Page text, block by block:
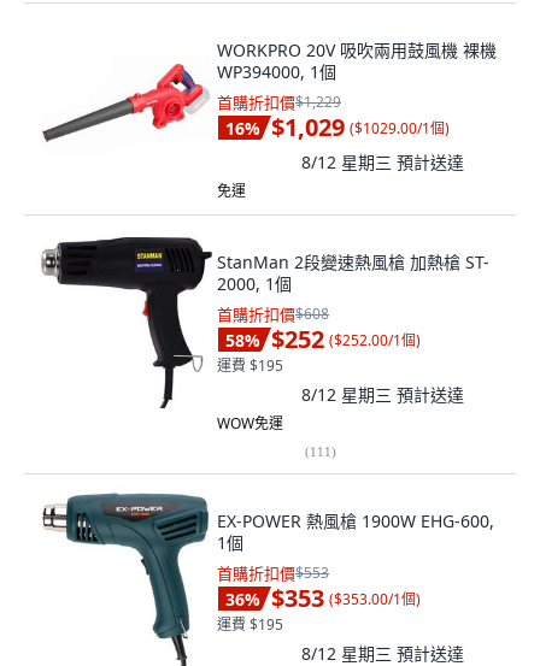
WORKPRO 20V 吸吹兩用鼓風機 裸機
WP394000, 1個
首購折扣價$1,229
16% $1,029 ($1029.00/1個)
8/12 星期三 預計送達
免運
StanMan 2段變速熱風槍 加熱槍 ST-
2000, 1個
首購折扣價$608
58% $252 ($252.00/1個)
運費 $195
8/12 星期三 預計送達
WOW免運
(111)
EX-POWER 熱風槍 1900W EHG-600,
1個
首購折扣價$553
36% $353 ($353.00/1個)
運費 $195
8/12 星期三 預計送達